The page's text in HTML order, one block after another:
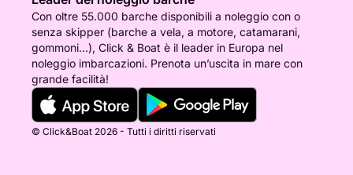
Con oltre 55.000 barche disponibili a noleggio con o
senza skipper (barche a vela, a motore, catamarani,
gommoni...), Click & Boat è il leader in Europa nel
noleggio imbarcazioni. Prenota un’uscita in mare con
grande facilità!
© Click&Boat 2026 - Tutti i diritti riservati